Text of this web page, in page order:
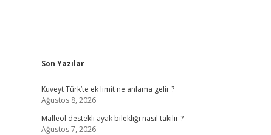
Sidebar
Son Yazılar
Kuveyt Türk’te ek limit ne anlama gelir ?
Ağustos 8, 2026
Malleol destekli ayak bilekliği nasıl takılır ?
Ağustos 7, 2026